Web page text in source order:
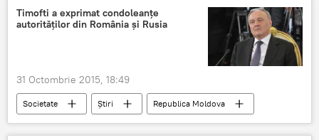
victime
3 zile de doliu
Incendiu în clubul "Colectiv" din Bucureşti
Timofti a exprimat condoleanţe
autorităţilor din România şi Rusia
31 Octombrie 2015, 18:49
Societate Știri
Republica Moldova
Rusia
România
Nicolae Timofti